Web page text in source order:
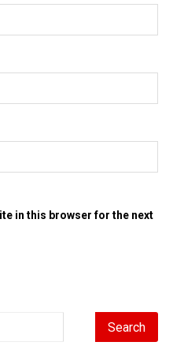
in this browser for the next